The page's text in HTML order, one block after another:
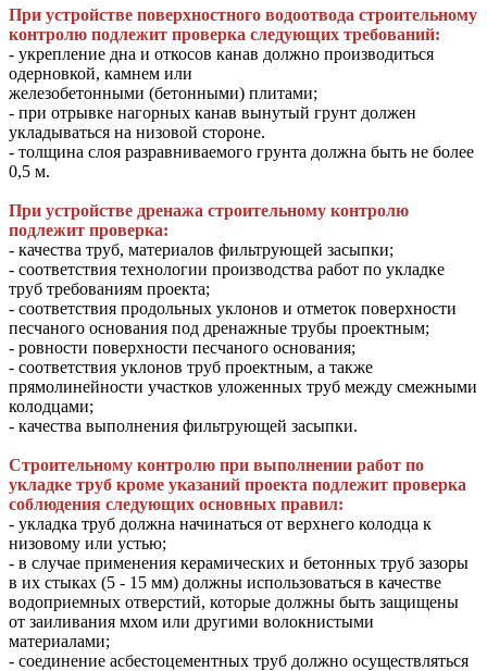
При устройстве поверхностного водоотвода строительному
контролю подлежит проверка следующих требований:
- укрепление дна и откосов канав должно производиться
одерновкой, камнем или
железобетонными (бетонными) плитами;
- при отрывке нагорных канав вынутый грунт должен
укладываться на низовой стороне.
- толщина слоя разравниваемого грунта должна быть не более
0,5 м.
При устройстве дренажа строительному контролю
подлежит проверка:
- качества труб, материалов фильтрующей засыпки;
- соответствия технологии производства работ по укладке
труб требованиям проекта;
- соответствия продольных уклонов и отметок поверхности
песчаного основания под дренажные трубы проектным;
- ровности поверхности песчаного основания;
- соответствия уклонов труб проектным, а также
прямолинейности участков уложенных труб между смежными
колодцами;
- качества выполнения фильтрующей засыпки.
Строительному контролю при выполнении работ по
укладке труб кроме указаний проекта подлежит проверка
соблюдения следующих основных правил:
- укладка труб должна начинаться от верхнего колодца к
низовому или устью;
- в случае применения керамических и бетонных труб зазоры
в их стыках (5 - 15 мм) должны использоваться в качестве
водоприемных отверстий, которые должны быть защищены
от заиливания мхом или другими волокнистыми
материалами;
- соединение асбестоцементных труб должно осуществляться